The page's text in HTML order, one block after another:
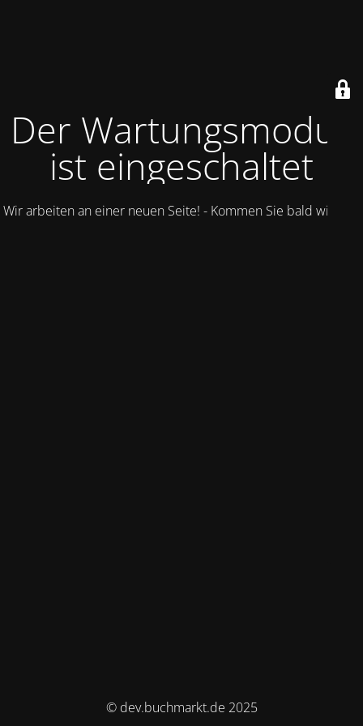
Der Wartungsmodus
ist eingeschaltet
Wir arbeiten an einer neuen Seite! - Kommen Sie bald wieder.
© dev.buchmarkt.de 2025